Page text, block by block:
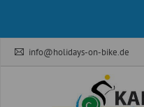
info@holidays-on-bike.de